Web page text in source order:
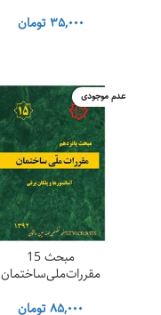
۳۵,۰۰۰تومان
عدم موجودی
مبحث 15
مقررات‌ملی‌ساختمان
۸۵,۰۰۰تومان